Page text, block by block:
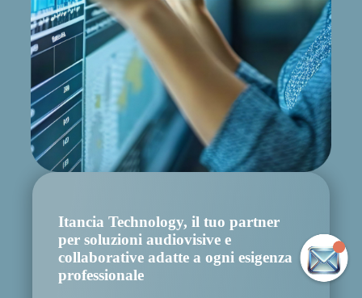
Itancia Technology, il tuo partner
per soluzioni audiovisive e
collaborative adatte a ogni esigenza
professionale